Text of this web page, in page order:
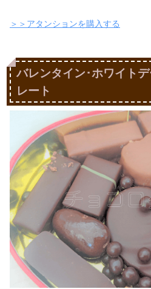
＞＞アタンションを購入する
バレンタイン･ホワイト
レート